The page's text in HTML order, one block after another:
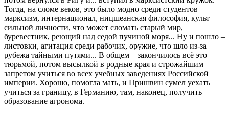
Тогда, на сломе веков, это было модно среди студентов –
марксизм, интернационал, ницшеанская философия, культ
сильной личности, что может сломать старый мир,
буревестник, реющий над седой пучиной моря... Ну и пошло –
листовки, агитация среди рабочих, оружие, что шло из-за
рубежа тайными путями... В общем – закончилось всё это
тюрьмой, потом высылкой в родные края и строжайшим
запретом учиться во всех учебных заведениях Российской
империи. Хорошо, помогла мать, и Пришвин сумел уехать
учиться за границу, в Германию, там, наконец, получить
образование агронома.